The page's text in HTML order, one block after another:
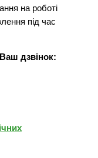
на роботі
під час
дзвінок: